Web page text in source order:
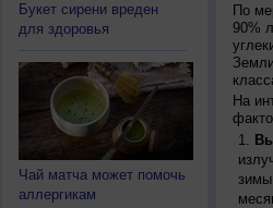
Букет сирени вреден
для здоровья
Чай матча может помочь
аллергикам
По
90%
На
зимы